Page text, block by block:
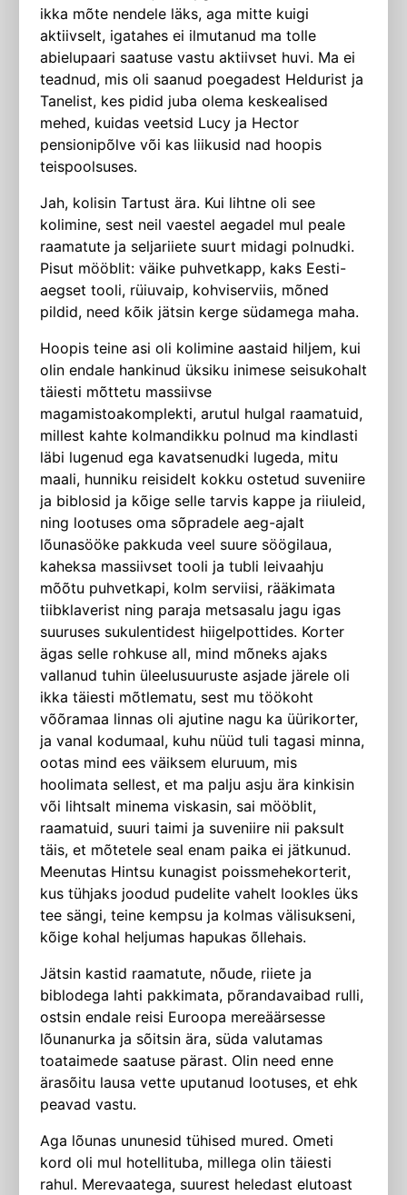
ikka mõte nendele läks, aga mitte kuigi
aktiivselt, igatahes ei ilmutanud ma tolle
abielupaari saatuse vastu aktiivset huvi. Ma ei
teadnud, mis oli saanud poegadest Heldurist ja
Tanelist, kes pidid juba olema keskealised
mehed, kuidas veetsid Lucy ja Hector
pensionipõlve või kas liikusid nad hoopis
teispoolsuses.
Jah, kolisin Tartust ära. Kui lihtne oli see
kolimine, sest neil vaestel aegadel mul peale
raamatute ja seljariiete suurt midagi polnudki.
Pisut mööblit: väike puhvetkapp, kaks Eesti-
aegset tooli, rüiuvaip, kohviserviis, mõned
pildid, need kõik jätsin kerge südamega maha.
Hoopis teine asi oli kolimine aastaid hiljem, kui
olin endale hankinud ük­siku inimese seisukohalt
täiesti mõttetu massiivse
magamistoakomplekti, arutul hulgal raamatuid,
millest kahte kolmandikku polnud ma kindlasti
läbi lugenud ega kavatsenudki lugeda, mitu
maali, hunniku reisidelt kokku ostetud suveniire
ja biblosid ja kõige selle tarvis kappe ja riiuleid,
ning lootuses oma sõpradele aeg-ajalt
lõunasööke pakkuda veel suure söögilaua,
kaheksa massiivset tooli ja tubli leivaahju
mõõtu puhvetkapi, kolm serviisi, rääkimata
tiibklaverist ning paraja metsasalu jagu igas
suuruses sukulentidest hiigelpottides. Korter
ägas selle rohkuse all, mind mõneks ajaks
vallanud tuhin üleelusuuruste asjade järele oli
ikka täiesti mõtlematu, sest mu töökoht
võõramaa linnas oli aju­tine nagu ka üürikorter,
ja vanal kodumaal, kuhu nüüd tuli tagasi minna,
ootas mind ees väiksem eluruum, mis
hoolimata sellest, et ma palju asju ära kinkisin
või lihtsalt minema viskasin, sai mööblit,
raamatuid, suuri taimi ja suve­niire nii paksult
täis, et mõtetele seal enam paika ei jätkunud.
Meenutas Hintsu kunagist poissmehekorterit,
kus tühjaks joodud pudelite vahelt lookles üks
tee sängi, teine kempsu ja kolmas välisukseni,
kõige kohal heljumas hapu­kas õllehais.
Jätsin kastid raamatute, nõude, riiete ja
biblodega lahti pakkimata, põrandavaibad rulli,
ostsin endale reisi Euroopa mereäärsesse
lõunanurka ja sõitsin ära, süda valutamas
toataimede saatuse pärast. Olin need enne
ärasõitu lausa vette uputanud lootuses, et ehk
peavad vastu.
Aga lõunas ununesid tühised mured. Ometi
kord oli mul hotellituba, millega olin täiesti
rahul. Merevaatega, suurest heledast elutoast